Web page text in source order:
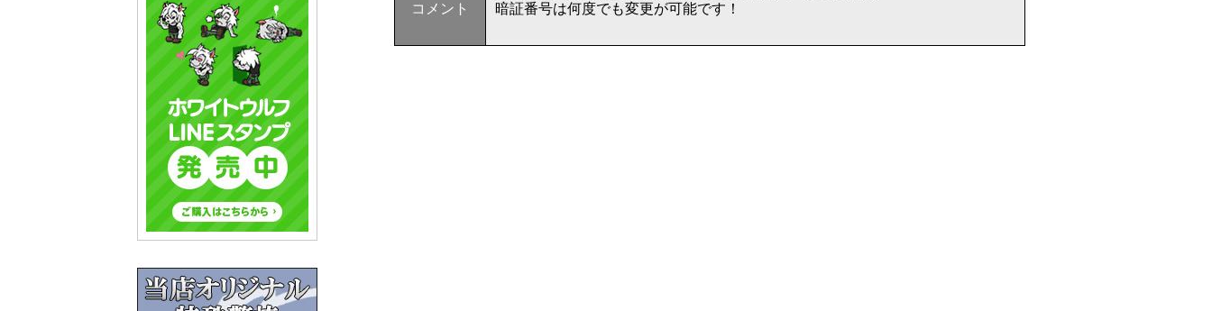
コメント
暗証番号は何度でも変更が可能です！